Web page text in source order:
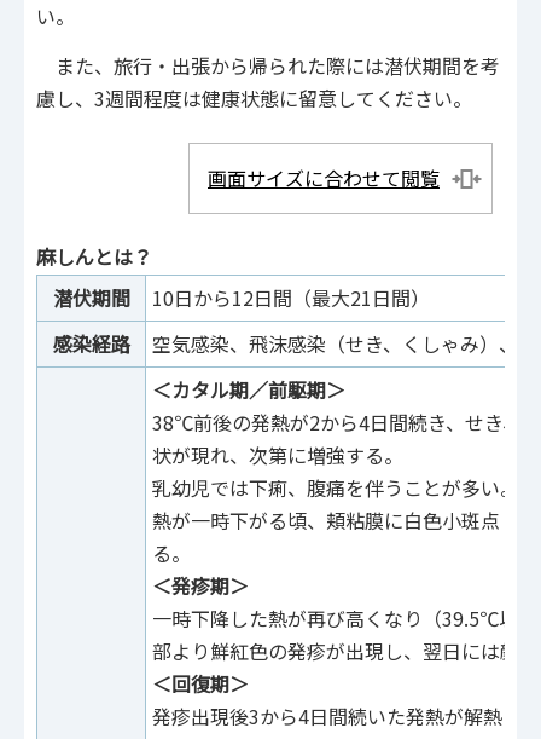
い。
また、旅行・出張から帰られた際には潜伏期間を考
慮し、3週間程度は健康状態に留意してください。
画面サイズに合わせて閲覧
麻しんとは？
潜伏期間
10日から12日間（最大21日間）
感染経路
空気感染、飛沫感染（せき、くしゃみ）、
＜カタル期／前駆期＞
38℃前後の発熱が2から4日間続き、せき、
状が現れ、次第に増強する。
乳幼児では下痢、腹痛を伴うことが多い。
熱が一時下がる頃、頬粘膜に白色小斑点（
る。
＜発疹期＞
一時下降した熱が再び高くなり（39.5℃以
部より鮮紅色の発疹が出現し、翌日には顔
＜回復期＞
発疹出現後3から4日間続いた発熱が解熱し